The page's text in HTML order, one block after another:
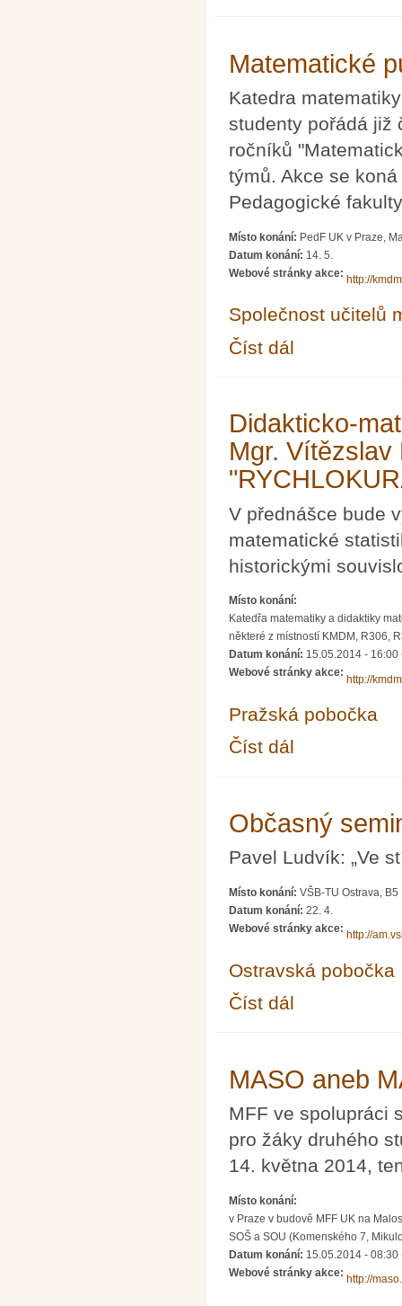
Matematické
Katedra
studenty pořádá již
ročníků
týmů. Akce se
Pedagogické
Místo konání: PedF UK v Praze,
Datum konání: 14. 5.
Webové stránky akce:
http://
Společnost učitelů
Číst dál
Didakticko-
Mgr. Vítězslav
V přednášce bude
matematické
historickými
Místo konání:
Katedřa matematiky a didaktiky
některé z místností KMDM, R306,
Datum konání: 15.05.2014 - 16:00
Webové stránky akce:
http://
Pražská pobočka
Číst dál
Občasný
Pavel Ludvík: „Ve
Místo konání: VŠB-TU Ostrava, B5
Datum konání: 22. 4.
Webové stránky akce:
http://
Ostravská pobočka
Číst dál
MASO aneb
MFF ve spolupráci
pro žáky druhého
14. května 2014,
Místo konání:
v Praze v budově MFF UK na
SOŠ a SOU (Komenského 7,
Datum konání: 15.05.2014 - 08:30
Webové stránky akce:
http://